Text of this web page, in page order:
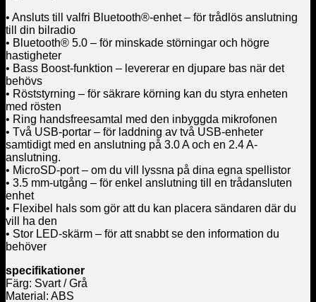
• Ansluts till valfri Bluetooth®-enhet – för trådlös anslutning
till din bilradio
• Bluetooth® 5.0 – för minskade störningar och högre
hastigheter
• Bass Boost-funktion – levererar en djupare bas när det
behövs
• Röststyrning – för säkrare körning kan du styra enheten
med rösten
• Ring handsfreesamtal med den inbyggda mikrofonen
• Två USB-portar – för laddning av två USB-enheter
samtidigt med en anslutning på 3.0 A och en 2.4 A-
anslutning.
• MicroSD-port – om du vill lyssna på dina egna spellistor
• 3.5 mm-utgång – för enkel anslutning till en trådansluten
enhet
• Flexibel hals som gör att du kan placera sändaren där du
vill ha den
• Stor LED-skärm – för att snabbt se den information du
behöver
specifikationer
Färg: Svart / Grå
Material: ABS